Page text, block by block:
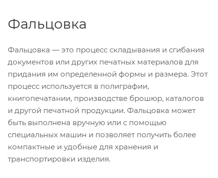
Фальцовка
Фальцовка — это процесс складывания и сгибания
документов или других печатных материалов для
придания им определенной формы и размера. Этот
процесс используется в полиграфии,
книгопечатании, производстве брошюр, каталогов
и другой печатной продукции. Фальцовка может
быть выполнена вручную или с помощью
специальных машин и позволяет получить более
компактные и удобные для хранения и
транспортировки изделия.